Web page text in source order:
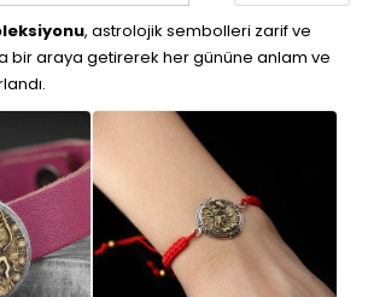
, astrolojik sembolleri zarif ve
bir araya getirerek her gününe anlam ve